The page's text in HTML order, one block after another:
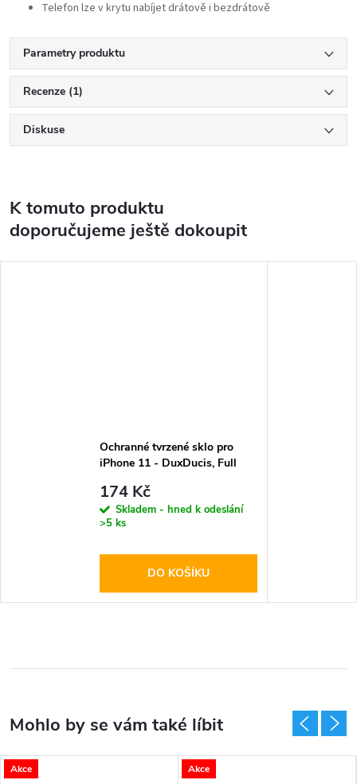
Telefon lze v krytu nabíjet drátově i bezdrátově
Parametry produktu
Recenze (1)
Diskuse
K tomuto produktu
doporučujeme ještě dokoupit
Ochranné tvrzené sklo pro
iPhone 11 - DuxDucis, Full
174 Kč
Skladem - hned k odeslání
>5 ks
DO KOŠÍKU
Akce Akce